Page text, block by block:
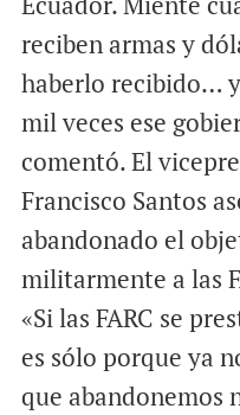
reciben armas y
haberlo recibido…
mil veces ese
comentó. El
Francisco Santos
abandonado el
militarmente a las
«Si las FARC se
es sólo porque ya
que abandonemos